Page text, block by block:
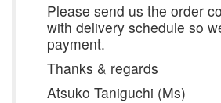
Please send us the order
with delivery schedule so
payment.
Thanks & regards
Atsuko Taniguchi (Ms)